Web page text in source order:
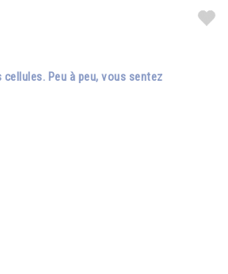
Peu à peu, vous sentez